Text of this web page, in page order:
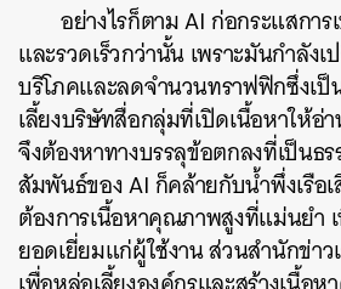
อย่างไรก็ตาม AI ก่อกระแสกา
และรวดเร็วกว่านั้น เพราะมันกำลัง
บริโภคและลดจำนวนทราฟฟิกซึ่งเ
เลี้ยงบริษัทสื่อกลุ่มที่เปิดเนื้อหาให้อ่
จึงต้องหาทางบรรลุข้อตกลงที่เป็นธ
สัมพันธ์ของ AI ก็คล้ายกับน้ำพึ่งเรือเ
ต้องการเนื้อหาคุณภาพสูงที่แม่นยำ
ยอดเยี่ยมแก่ผู้ใช้งาน ส่วนสำนักข่าว